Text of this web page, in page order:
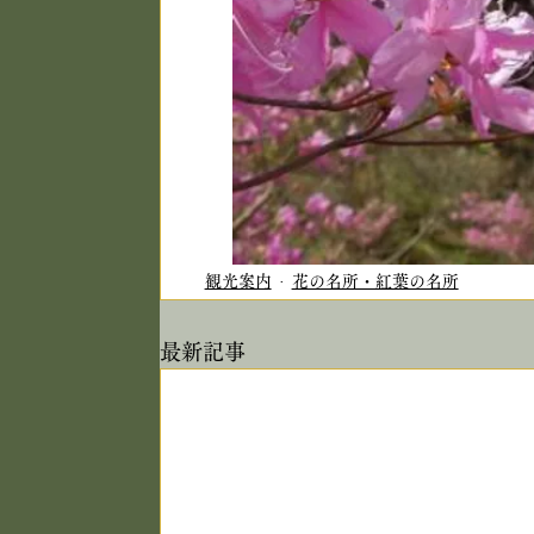
観光案内 花の名所・紅葉の名所
最新記事